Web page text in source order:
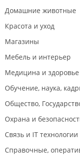
Домашние животные
Красота и уход
Магазины
Мебель и интерьер
Медицина и здоровье
Обучение, наука,
Общество,
Охрана и
Связь и IT технологии
Справочные,